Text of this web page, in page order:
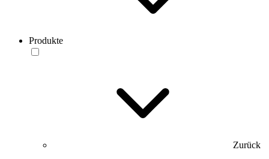
Produkte
Zurück